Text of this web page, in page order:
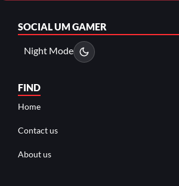
SOCIALUM GAMER
Night Mode
FIND
Home
Contact us
About us